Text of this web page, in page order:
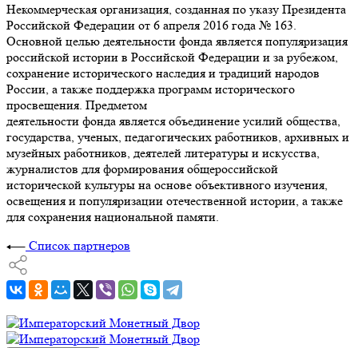
Некоммерческая организация, созданная по указу Президента
Российской Федерации от 6 апреля 2016 года № 163.
Основной целью деятельности фонда является популяризация
российской истории в Российской Федерации и за рубежом,
сохранение исторического наследия и традиций народов
России, а также поддержка программ исторического
просвещения. Предметом
деятельности фонда является объединение усилий общества,
государства, ученых, педагогических работников, архивных и
музейных работников, деятелей литературы и искусства,
журналистов для формирования общероссийской
исторической культуры на основе объективного изучения,
освещения и популяризации отечественной истории, а также
для сохранения национальной памяти.
Список партнеров